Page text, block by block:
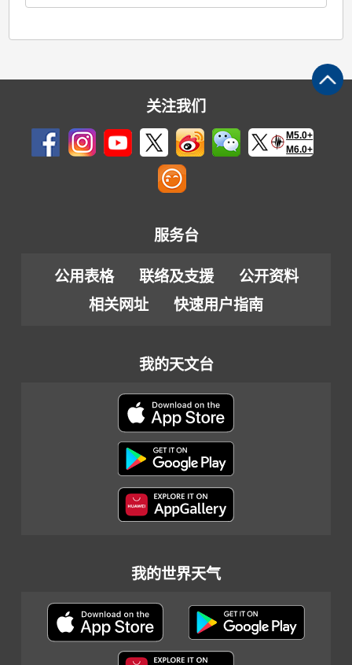
关注我们
M5.0+
M6.0+
服务台
公用表格 联络及支援
公开资料
相关网址
快速用户指南
我的天文台
我的世界天气